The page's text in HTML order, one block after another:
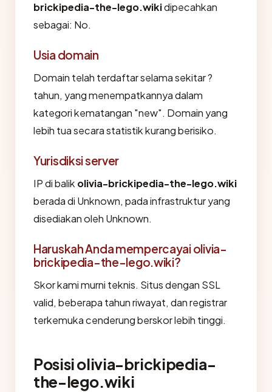
brickipedia-the-lego.wikidipecahkan
sebagai: No.
Usia domain
Domain telah terdaftar selama sekitar ?
tahun, yang menempatkannya dalam
kategori kematangan "new". Domain yang
lebih tua secara statistik kurang berisiko.
Yurisdiksi server
IP di balik olivia-brickipedia-the-lego.wiki
berada di Unknown, pada infrastruktur yang
disediakan oleh Unknown.
Haruskah Anda mempercayai olivia-
brickipedia-the-lego.wiki?
Skor kami murni teknis. Situs dengan SSL
valid, beberapa tahun riwayat, dan registrar
terkemuka cenderung berskor lebih tinggi.
Posisi olivia-brickipedia-
the-lego.wiki